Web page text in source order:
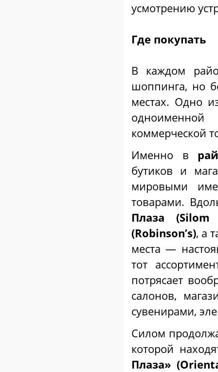
усмотрению
Где покупать
В каждом
шоппинга, но
местах. Одно
коммерческой
Именно в
бутиков и
мировыми
товарами.
Плаза (Silom
(Robinson’s), а
места —
тот
потрясает
салонов,
сувенирами,
Силом
которой
Плаза»